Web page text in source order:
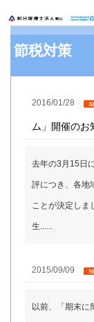
節税対策
2016/01/28
ム」開催のお
去年の3月15日
評につき、各地
ことが決定しま
生......
2015/09/09
以前、「期末に